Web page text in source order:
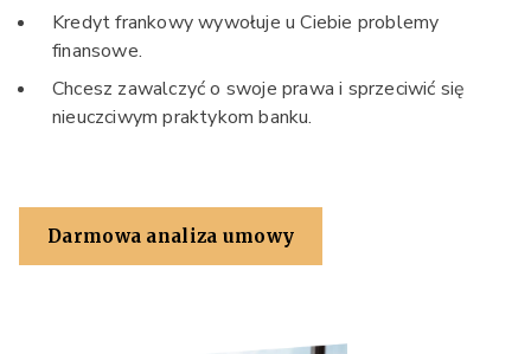
Kredyt frankowy wywołuje u Ciebie problemy
finansowe.
Chcesz zawalczyć o swoje prawa i sprzeciwić się
nieuczciwym praktykom banku.
Darmowa analiza umowy